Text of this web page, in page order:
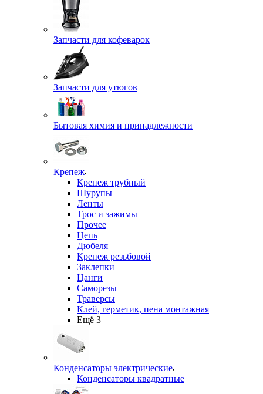
Запчасти для кофеварок
Запчасти для утюгов
Бытовая химия и принадлежности
Крепеж
Крепеж трубный
Шурупы
Ленты
Трос и зажимы
Прочее
Цепь
Дюбеля
Крепеж резьбовой
Заклепки
Цанги
Саморезы
Траверсы
Клей, герметик, пена монтажная
Ещё 3
Конденсаторы электрические
Конденсаторы квадратные